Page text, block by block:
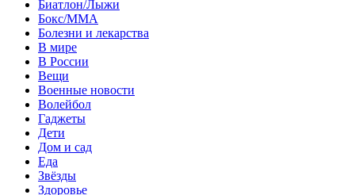
Биатлон/Лыжи
Бокс/MMA
Болезни и лекарства
В мире
В России
Вещи
Военные новости
Волейбол
Гаджеты
Дети
Дом и сад
Еда
Звёзды
Здоровье